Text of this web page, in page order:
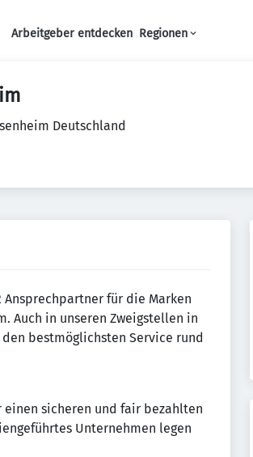
Arbeitgeber entdecken Regionen
Deutschland
Ansprechpartner für die Marken
Auch in unseren Zweigstellen in
bestmöglichsten Service rund
sicheren und fair bezahlten
Unternehmen legen